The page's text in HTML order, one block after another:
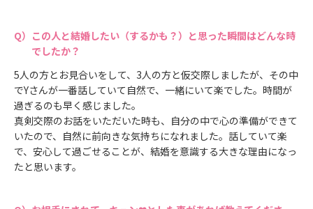
この人と結婚したい（するかも？）と思った瞬間はどんな時
でしたか？
5人の方とお見合いをして、3人の方と仮交際しましたが、その中
でYさんが一番話していて自然で、一緒にいて楽でした。時間が
過ぎるのも早く感じました。
真剣交際のお話をいただいた時も、自分の中で心の準備ができて
いたので、自然に前向きな気持ちになれました。話していて楽
で、安心して過ごせることが、結婚を意識する大きな理由になっ
たと思います。